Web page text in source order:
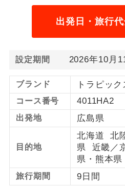
出発日・旅行
設定期間 2026年10月
ブランド トラピッ
コース番号 4011HA2
出発地 広島県
目的地
北海道 北
県 近畿／
県・熊本
旅行期間 9日間
をじっくり
す。
2名様催行
2名様から
す。
おひとり様参
加限定
おひとり様
スです。
1名様1室同代
1名様1室
コースです
ご夫婦限定
ご夫婦限定